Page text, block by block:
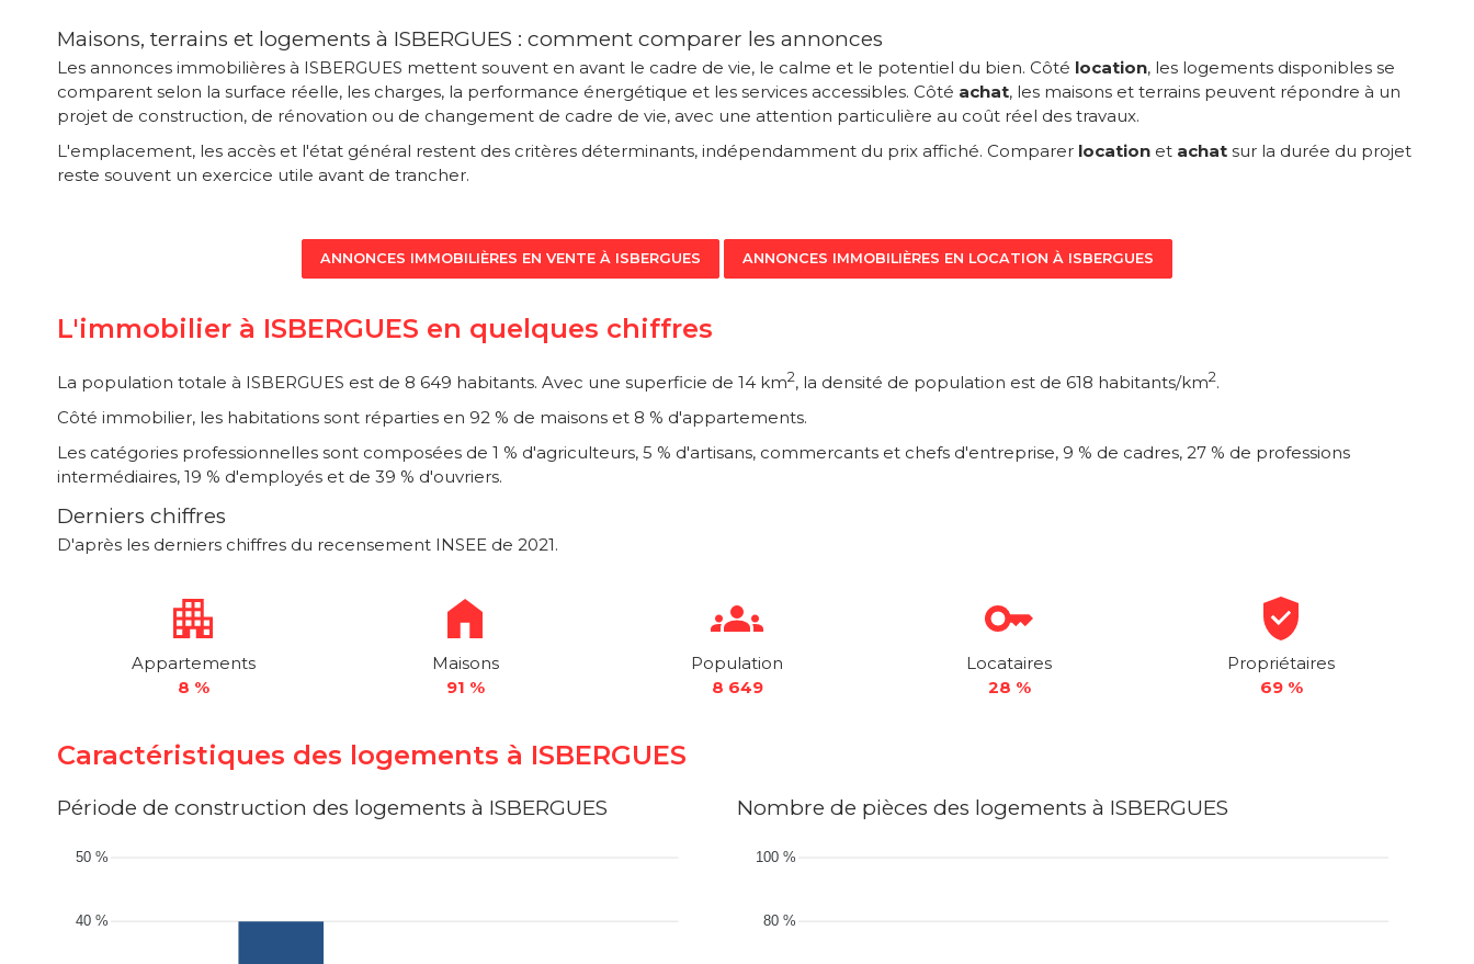
Maisons, terrains et logements à ISBERGUES : comment comparer les annonces
Les annonces immobilières à ISBERGUES mettent souvent en avant le cadre de vie, le calme et le potentiel du bien. Côté location, les logements disponibles se
comparent selon la surface réelle, les charges, la performance énergétique et les services accessibles. Côté achat, les maisons et terrains peuvent répondre à un
projet de construction, de rénovation ou de changement de cadre de vie, avec une attention particulière au coût réel des travaux.
L'emplacement, les accès et l'état général restent des critères déterminants, indépendamment du prix affiché. Comparer location et achat sur la durée du projet
reste souvent un exercice utile avant de trancher.
ANNONCES IMMOBILIÈRES EN VENTE À ISBERGUES ANNONCES IMMOBILIÈRES EN LOCATION À ISBERGUES
L'immobilier à ISBERGUES en quelques chiffres
La population totale à ISBERGUES est de 8 649 habitants. Avec une superficie de 14 km2, la densité de population est de 618 habitants/km2.
Côté immobilier, les habitations sont réparties en 92 % de maisons et 8 % d'appartements.
Les catégories professionnelles sont composées de 1 % d'agriculteurs, 5 % d'artisans, commercants et chefs d'entreprise, 9 % de cadres, 27 % de professions
intermédiaires, 19 % d'employés et de 39 % d'ouvriers.
Derniers chiffres
D'après les derniers chiffres du recensement INSEE de 2021.
Appartements
8 %
Maisons
91 %
Population
8 649
Locataires
28 %
Propriétaires
69 %
Caractéristiques des logements à ISBERGUES
Période de construction des logements à ISBERGUES
50 %
40 %
Nombre de pièces des logements à ISBERGUES
100 %
80 %